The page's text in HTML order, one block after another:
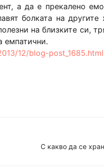
а да е прекалено
болката на
на близките си,
емпатични.
12/blog-post_1685.html
С какво да се